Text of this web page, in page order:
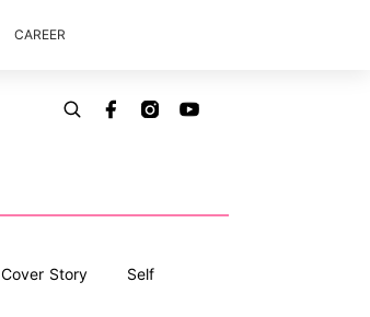
CAREER
Cover Story Self